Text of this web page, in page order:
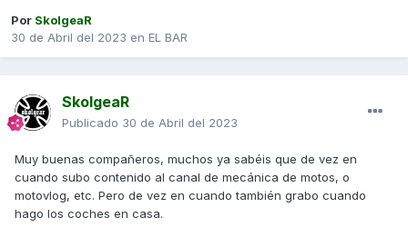
Por SkolgeaR
30 de Abril del 2023 en EL BAR
SkolgeaR
Publicado 30 de Abril del 2023
Muy buenas compañeros, muchos ya sabéis que de vez en
cuando subo contenido al canal de mecánica de motos, o
motovlog, etc. Pero de vez en cuando también grabo cuando
hago los coches en casa.